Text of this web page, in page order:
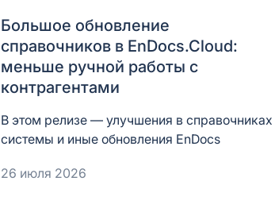
Большое обновление
справочников в EnDocs.Cloud:
меньше ручной работы с
контрагентами
В этом релизе — улучшения в справочниках
системы и иные обновления EnDocs
26 июля 2026